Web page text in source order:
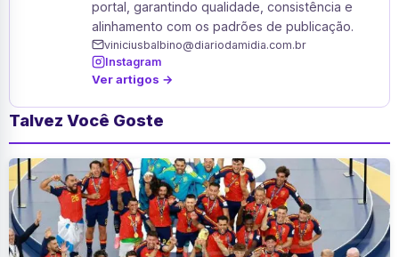
portal, garantindo qualidade, consistência e
alinhamento com os padrões de publicação.
viniciusbalbino@diariodamidia.com.br
Instagram
Ver artigos →
Talvez Você Goste